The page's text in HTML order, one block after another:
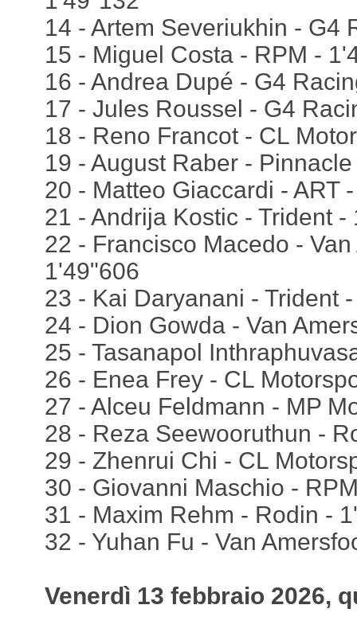
14 - Artem Severiukhin - G4
15 - Miguel Costa - RPM -
16 - Andrea Dupé - G4
17 - Jules Roussel - G4
18 - Reno Francot - CL
19 - August Raber -
20 - Matteo Giaccardi - ART
21 - Andrija Kostic - Trident -
22 - Francisco Macedo -
1'49"606
23 - Kai Daryanani - Trident
24 - Dion Gowda - Van
25 - Tasanapol
26 - Enea Frey - CL
27 - Alceu Feldmann - MP
28 - Reza Seewooruthun -
29 - Zhenrui Chi - CL
30 - Giovanni Maschio -
31 - Maxim Rehm - Rodin -
32 - Yuhan Fu - Van
Venerdì 13 febbraio 2026,